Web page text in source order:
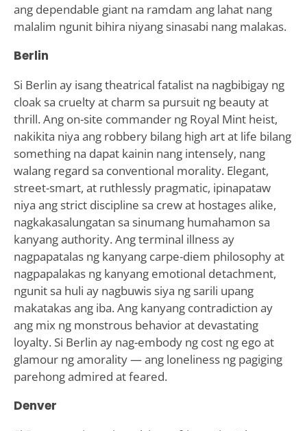
ang dependable giant na ramdam ang lahat nang
malalim ngunit bihira niyang sinasabi nang malakas.
Berlin
Si Berlin ay isang theatrical fatalist na nagbibigay ng
cloak sa cruelty at charm sa pursuit ng beauty at
thrill. Ang on-site commander ng Royal Mint heist,
nakikita niya ang robbery bilang high art at life bilang
something na dapat kainin nang intensely, nang
walang regard sa conventional morality. Elegant,
street-smart, at ruthlessly pragmatic, ipinapataw
niya ang strict discipline sa crew at hostages alike,
nagkakasalungatan sa sinumang humahamon sa
kanyang authority. Ang terminal illness ay
nagpapatalas ng kanyang carpe-diem philosophy at
nagpapalakas ng kanyang emotional detachment,
ngunit sa huli ay nagbuwis siya ng sarili upang
makatakas ang iba. Ang kanyang contradiction ay
ang mix ng monstrous behavior at devastating
loyalty. Si Berlin ay nag-embody ng cost ng ego at
glamour ng amorality — ang loneliness ng pagiging
parehong admired at feared.
Denver